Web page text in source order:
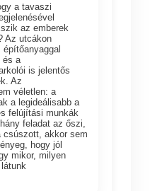
a tavaszi
az emberek
Az utcákon
építőanyaggal
és a
is jelentős
Az
véletlen: a
a legideálisabb a
felújítási munkák
feladat az őszi,
csúszott, akkor sem
hogy jól
mikor, milyen